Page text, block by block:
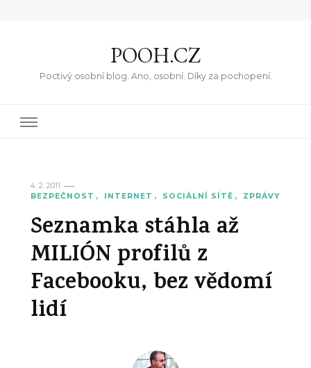
POOH.CZ
Poctivý osobní blog. Ano, osobní. Díky za pochopení.
4. 2. 2011
BEZPEČNOST
INTERNET SOCIÁLNÍ SÍTĚ ZPRÁVY
Seznamka stáhla až
MILIÓN profilů z
Facebooku, bez vědomí
lidí